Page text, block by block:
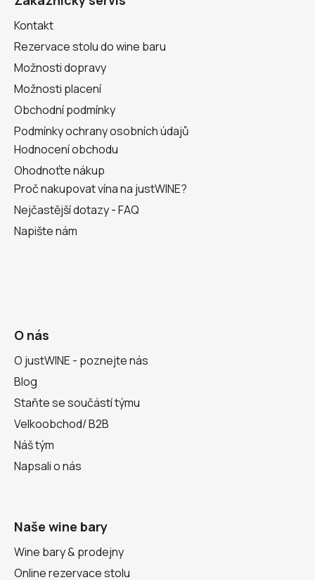
Kontakt
Rezervace stolu do wine baru
Možnosti dopravy
Možnosti placení
Obchodní podmínky
Podmínky ochrany osobních údajů
Hodnocení obchodu
Ohodnoťte nákup
Proč nakupovat vína na justWINE?
Nejčastější dotazy - FAQ
Napište nám
O nás
O justWINE - poznejte nás
Blog
Staňte se součástí týmu
Velkoobchod/ B2B
Náš tým
Napsali o nás
Naše wine bary
Wine bary & prodejny
Online rezervace stolu